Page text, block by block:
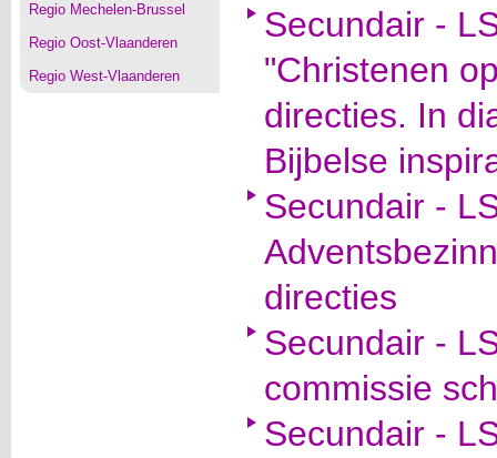
Regio Mechelen-Brussel
Regio Oost-Vlaanderen
Regio West-Vlaanderen
Secundair -
"Christenen
directies. In
Bijbelse
Secundair -
directies
Secundair -
commissie
Secundair -